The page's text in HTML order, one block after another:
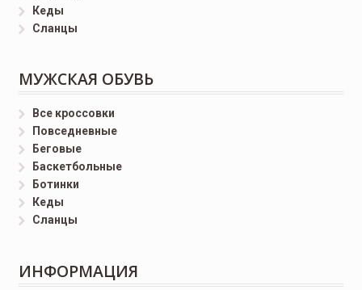
Кеды
Сланцы
МУЖСКАЯ ОБУВЬ
Все кроссовки
Повседневные
Беговые
Баскетбольные
Ботинки
Кеды
Сланцы
ИНФОРМАЦИЯ